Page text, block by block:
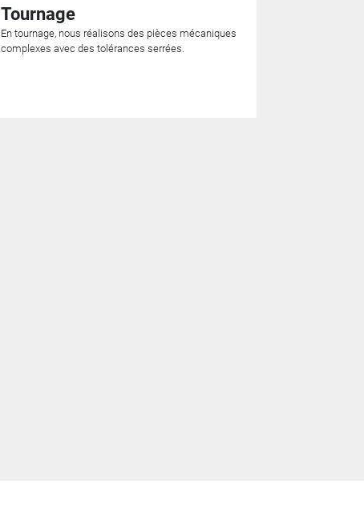
Tournage
En tournage, nous réalisons des pièces mécaniques
complexes avec des tolérances serrées.